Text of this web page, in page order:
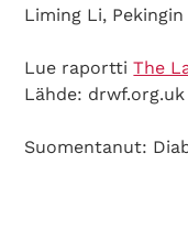
Liming Li,
Lue raporttiThe
Lähde: drwf.org.uk
Suomentanut: